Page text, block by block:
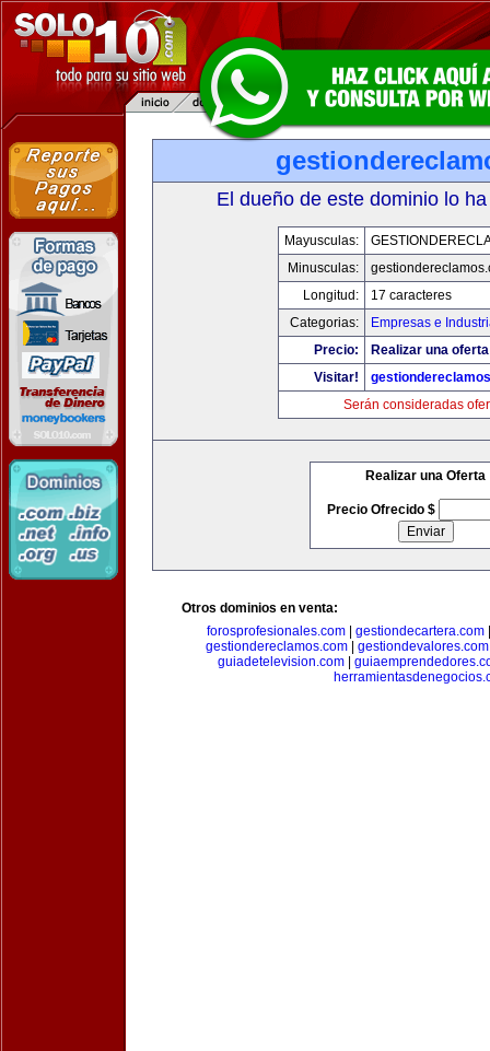
El dueño de este dominio lo
Mayusculas:
Minusculas:
Longitud:
17 caracteres
Categorias:
Empresas e
Precio:
Realizar una
Visitar!
Serán consideradas
Realizar una Oferta
Precio Ofrecido $
Otros dominios en venta:
forosprofesionales.com
gestiondecartera.com
gestiondereclamos.com| gestiondevalores.com
guiadetelevision.com